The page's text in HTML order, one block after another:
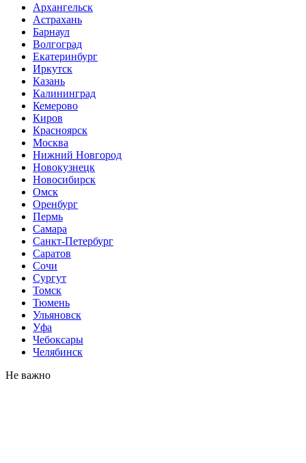
Архангельск
Астрахань
Барнаул
Волгоград
Екатеринбург
Иркутск
Казань
Калининград
Кемерово
Киров
Красноярск
Москва
Нижний Новгород
Новокузнецк
Новосибирск
Омск
Оренбург
Пермь
Самара
Санкт-Петербург
Саратов
Сочи
Сургут
Томск
Тюмень
Ульяновск
Уфа
Чебоксары
Челябинск
Не важно